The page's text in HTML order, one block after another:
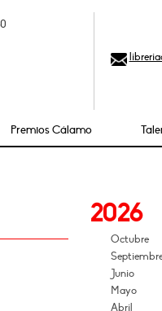
Premios Cálamo
2026
Octubre
Junio
Mayo
Abril